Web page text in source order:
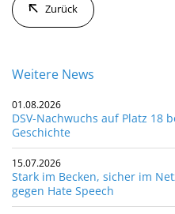
Zurück
Weitere News
01.08.2026
DSV-Nachwuchs auf Platz 18
Geschichte
15.07.2026
Stark im Becken, sicher im
gegen Hate Speech